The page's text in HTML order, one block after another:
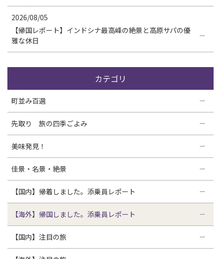
2026/08/05
【帰国レポート】インドシナ最高峰の絶景と高原サパの優
雅な休日
カテゴリ
町並み百選
先取り 旅の四季ごよみ
美味発見！
佳景・名景・絶景
【国内】帰着しました。添乗員レポート
【海外】帰国しました。添乗員レポート
【国内】注目の旅